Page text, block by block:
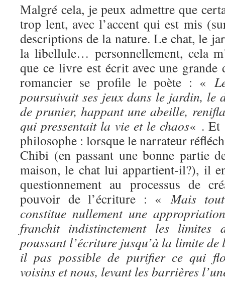
Malgré cela, je peux admettre que
trop lent, avec l’accent qui est mis
descriptions de la nature. Le chat, le
la libellule… personnellement, cela
que ce livre est écrit avec une grande
romancier se profile le poète : «
poursuivait ses jeux dans le jardin, le
de prunier, happant une abeille,
qui pressentait la vie et le chaos« . Et
philosophe : lorsque le narrateur
Chibi (en passant une bonne partie
maison, le chat lui appartient-il?), il
questionnement au processus de
pouvoir de l’écriture : «Mais
constitue nullement une
franchit indistinctement les limites
poussant l’écriture jusqu’à la limite de
il pas possible de purifier ce qui
voisins et nous, levant les barrières